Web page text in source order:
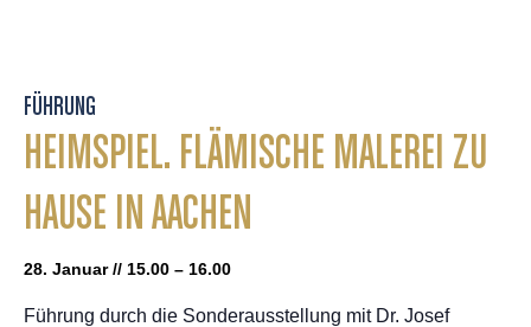
FÜHRUNG
HEIMSPIEL. FLÄMISCHE MALEREI ZU
HAUSE IN AACHEN
28. Januar // 15.00 – 16.00
Führung durch die Sonderausstellung mit Dr. Josef